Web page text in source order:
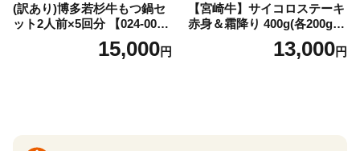
(訳あり)博多若杉牛もつ鍋セ
ット2人前×5回分 【024-002
15,000円
【宮崎牛】サイコロステーキ
赤身＆霜降り 400g(各200g×
１P 計2P) 真空パック 冷凍
13,000円